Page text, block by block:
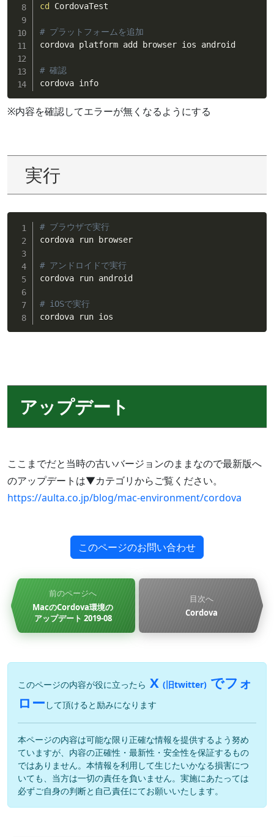
cd
CordovaTest
# プラットフォームを追加
cordova platform add browser ios android
# 確認
cordova info
※内容を確認してエラーが無くなるようにする
実行
# ブラウザで実行
cordova run browser
# アンドロイドで実行
cordova run android
# iOSで実行
cordova run ios
アップデート
ここまでだと当時の古いバージョンのままなので最新版へ
のアップデートは▼カテゴリからご覧ください。
https://aulta.co.jp/blog/mac-environment/cordova
このページのお問い合わせ
前のページへ
MacのCordova環境の
アップデート 2019-08
目次へ
Cordova
このページの内容が役に立ったら X (旧twitter) でフォ
ロー して頂けると励みになります
本ページの内容は可能な限り正確な情報を提供するよう努め
ていますが、内容の正確性・最新性・安全性を保証するもの
ではありません。本情報を利用して生じたいかなる損害につ
いても、当方は一切の責任を負いません。実施にあたっては
必ずご自身の判断と自己責任にてお願いいたします。